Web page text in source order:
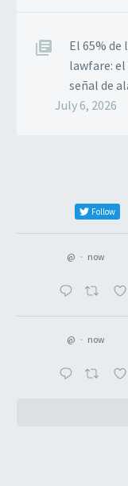
El 65% de
lawfare:
señal de
July 6, 2026
Follow
@ · now
@ · now